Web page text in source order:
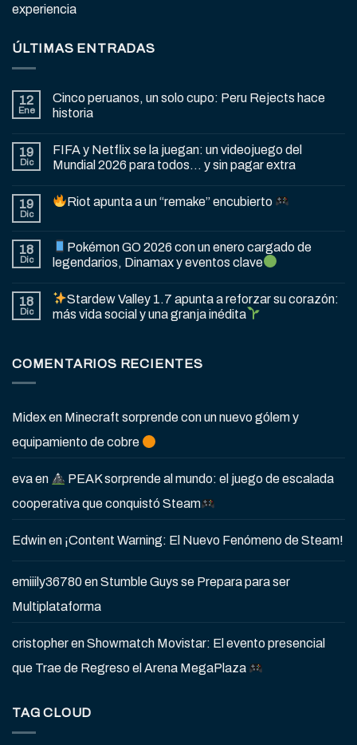
experiencia
ÚLTIMAS ENTRADAS
12
Ene
Cinco peruanos, un solo cupo: Peru Rejects hace
historia
19
Dic
FIFA y Netflix se la juegan: un videojuego del
Mundial 2026 para todos… y sin pagar extra
19
Dic
Riot apunta a un “remake” encubierto
18
Dic
Pokémon GO 2026 con un enero cargado de
legendarios, Dinamax y eventos clave
18
Dic
Stardew Valley 1.7 apunta a reforzar su corazón:
más vida social y una granja inédita
COMENTARIOS RECIENTES
Midexen Minecraft sorprende con un nuevo gólem y
equipamiento de cobre
evaen
PEAK sorprende al mundo: el juego de escalada
cooperativa que conquistó Steam
Edwinen ¡Content Warning: El Nuevo Fenómeno de Steam!
emiiily36780enStumble Guys se Prepara para ser
Multiplataforma
cristopherenShowmatch Movistar: El evento presencial
que Trae de Regreso el Arena MegaPlaza
TAG CLOUD